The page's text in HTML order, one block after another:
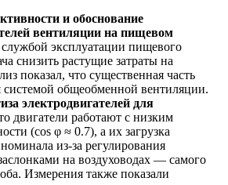
и обоснование
вентиляции на пищевом
эксплуатации пищевого
снизить растущие затраты на
показал, что существенная часть
системой общеобменной вентиляции.
электродвигателей для
двигатели работают с низким
(cos φ ≈ 0.7), а их загрузка
из-за регулирования
на воздуховодах — самого
Измерения также показали